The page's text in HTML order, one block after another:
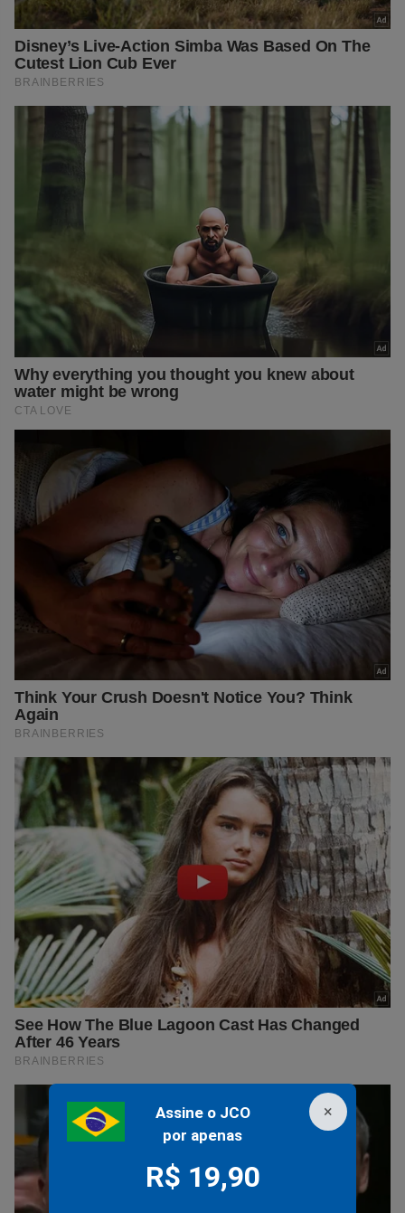
×
Assine o JCO
por apenas
R$ 19,90